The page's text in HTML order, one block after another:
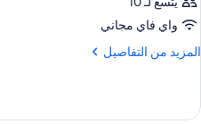
واي فاي مجاني
المزيد من التفاصيل
المزيد
الغرفة